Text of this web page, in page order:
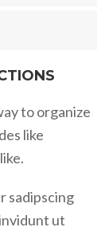
to organize
like
sadipscing
ut